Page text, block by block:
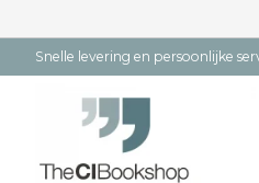
Snelle levering en persoonlijke